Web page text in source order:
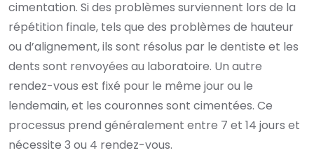
cimentation. Si des problèmes surviennent lors de la
répétition finale, tels que des problèmes de hauteur
ou d’alignement, ils sont résolus par le dentiste et les
dents sont renvoyées au laboratoire. Un autre
rendez-vous est fixé pour le même jour ou le
lendemain, et les couronnes sont cimentées. Ce
processus prend généralement entre 7 et 14 jours et
nécessite 3 ou 4 rendez-vous.